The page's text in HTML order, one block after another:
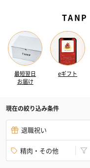
最短翌日
お届け
eギフト
現在の絞り込み条件
退職祝い
精肉・その他